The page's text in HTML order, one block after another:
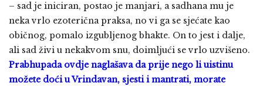
– sad je iniciran, postao je manjari, a sadhana mu je
neka vrlo ezoterična praksa, no vi ga se sjećate kao
običnog, pomalo izgubljenog bhakte. On to jest i dalje,
ali sad živi u nekakvom snu, doimljući se vrlo uzvišeno.
Prabhupada ovdje naglašava da prije nego li uistinu
možete doći u Vrindavan, sjesti i mantrati, morate